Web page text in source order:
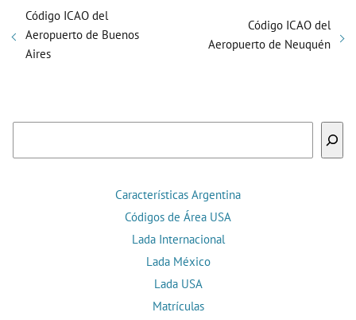
Código ICAO del
Aeropuerto de Buenos
Aires
Código ICAO del
Aeropuerto de Neuquén
Características Argentina
Códigos de Área USA
Lada Internacional
Lada México
Lada USA
Matrículas